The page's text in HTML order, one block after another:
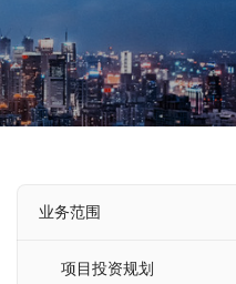
业务范围
项目投资规划